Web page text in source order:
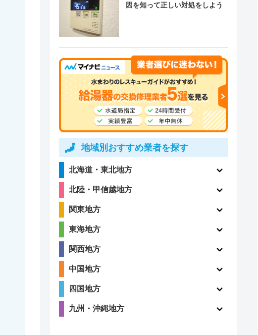
因を知って正しい対処をしよう
地域別おすすめ業者を探す
北海道・東北地方
北陸・甲信越地方
関東地方
東海地方
関西地方
中国地方
四国地方
九州・沖縄地方